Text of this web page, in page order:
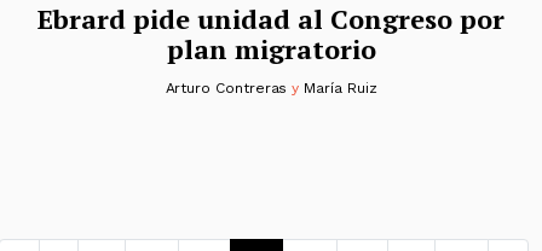
Ebrard pide unidad al Congreso por
plan migratorio
Arturo Contreras y María Ruiz